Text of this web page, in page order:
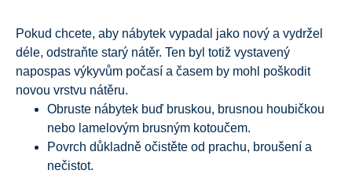
Pokud chcete, aby nábytek vypadal jako nový a vydržel
déle, odstraňte starý nátěr. Ten byl totiž vystavený
napospas výkyvům počasí a časem by mohl poškodit
novou vrstvu nátěru.
Obruste nábytek buď bruskou, brusnou houbičkou
nebo lamelovým brusným kotoučem.
Povrch důkladně očistěte od prachu, broušení a
nečistot.